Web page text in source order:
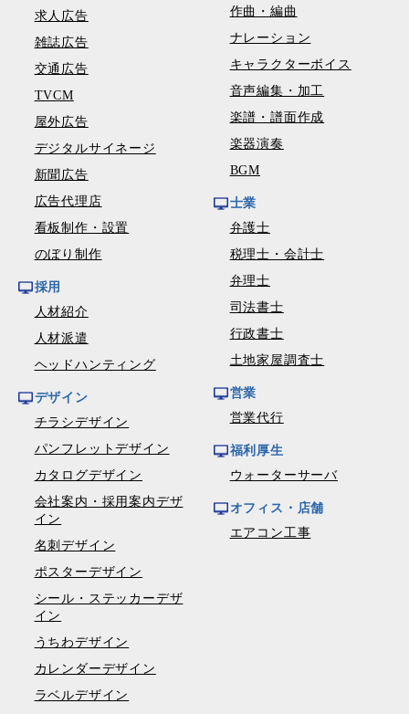
求人広告
雑誌広告
交通広告
TVCM
屋外広告
デジタルサイネージ
新聞広告
広告代理店
看板制作・設置
のぼり制作
採用
人材紹介
人材派遣
ヘッドハンティング
デザイン
チラシデザイン
パンフレットデザイン
カタログデザイン
会社案内・採用案内デザ
イン
名刺デザイン
ポスターデザイン
シール・ステッカーデザ
イン
うちわデザイン
カレンダーデザイン
ラベルデザイン
作曲・編曲
ナレーション
キャラクターボイス
音声編集・加工
楽譜・譜面作成
楽器演奏
BGM
士業
弁護士
税理士・会計士
弁理士
司法書士
行政書士
土地家屋調査士
営業
営業代行
福利厚生
ウォーターサーバ
オフィス・店舗
エアコン工事